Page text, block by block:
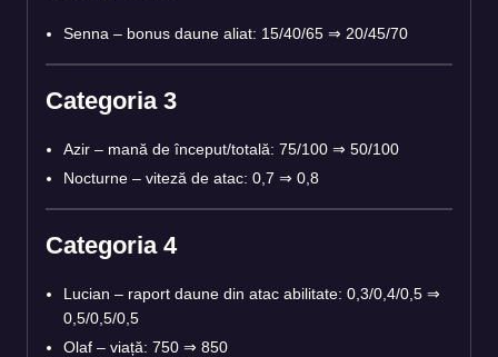
Senna – bonus daune aliat: 15/40/65 ⇒ 20/45/70
Categoria 3
Azir – mană de început/totală: 75/100 ⇒ 50/100
Nocturne – viteză de atac: 0,7 ⇒ 0,8
Categoria 4
Lucian – raport daune din atac abilitate: 0,3/0,4/0,5 ⇒
0,5/0,5/0,5
Olaf – viață: 750 ⇒ 850